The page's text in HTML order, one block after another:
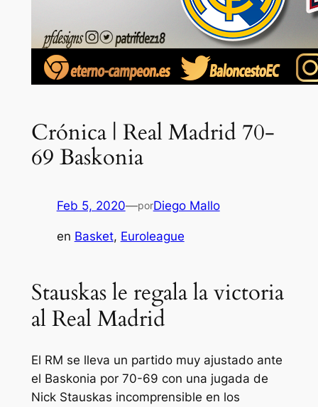
Crónica | Real Madrid 70-
69 Baskonia
Feb 5, 2020—porDiego Mallo
en Basket, Euroleague
Stauskas le regala la victoria
al Real Madrid
El RM se lleva un partido muy ajustado ante
el Baskonia por 70-69 con una jugada de
Nick Stauskas incomprensible en los